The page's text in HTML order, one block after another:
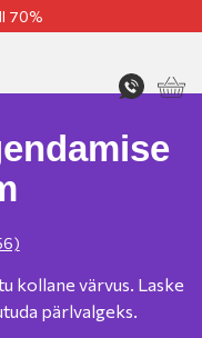
70%
kollane värvus. Laske
pärlvalgeks.